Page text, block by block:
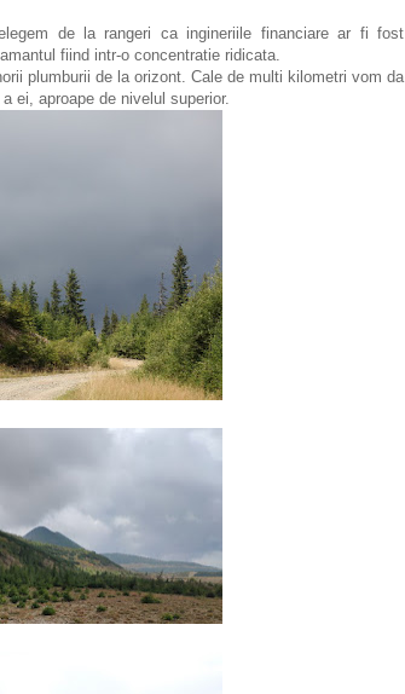
de la rangeri ca ingineriile financiare ar fi fost
fiind intr-o concentratie ridicata.
plumburii de la orizont. Cale de multi kilometri vom da
ei, aproape de nivelul superior.